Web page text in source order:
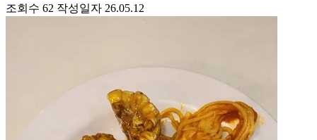
조회수 62 작성일자 26.05.12